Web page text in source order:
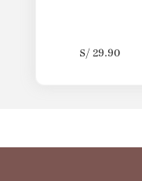
S/ 29.90